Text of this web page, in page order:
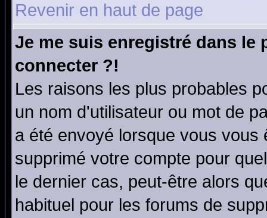
Revenir en haut de page
Je me suis enregistré dans le
connecter ?!
Les raisons les plus probables
un nom d'utilisateur ou mot de
a été envoyé lorsque vous
supprimé votre compte pour
le dernier cas, peut-être alors
habituel pour les forums de